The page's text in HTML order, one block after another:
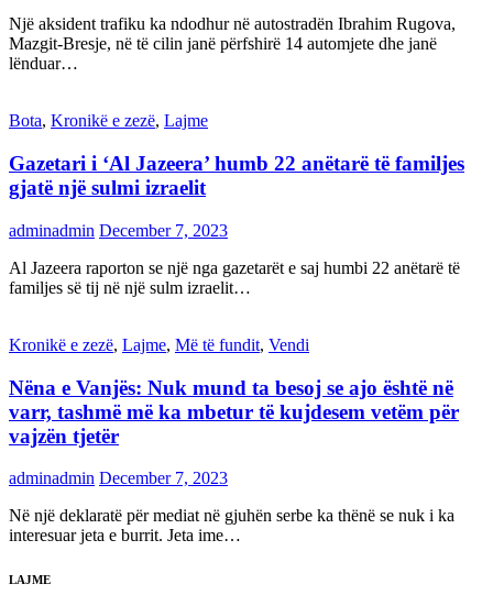
Një aksident trafiku ka ndodhur në autostradën Ibrahim Rugova,
Mazgit-Bresje, në të cilin janë përfshirë 14 automjete dhe janë
lënduar…
Bota, Kronikë e zezë, Lajme
Gazetari i ‘Al Jazeera’ humb 22 anëtarë të familjes
gjatë një sulmi izraelit
adminadmin December 7, 2023
Al Jazeera raporton se një nga gazetarët e saj humbi 22 anëtarë të
familjes së tij në një sulm izraelit…
Kronikë e zezë, Lajme, Më të fundit, Vendi
Nëna e Vanjës: Nuk mund ta besoj se ajo është në
varr, tashmë më ka mbetur të kujdesem vetëm për
vajzën tjetër
adminadmin December 7, 2023
Në një deklaratë për mediat në gjuhën serbe ka thënë se nuk i ka
interesuar jeta e burrit. Jeta ime…
LAJME